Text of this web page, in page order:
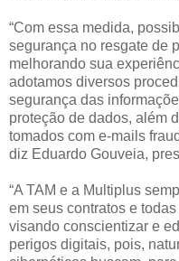
“Com essa medida,
segurança no resgate de
melhorando sua
adotamos diversos
segurança das
proteção de dados, além
tomados com e-mails
diz Eduardo Gouveia,
“A TAM e a Multiplus
em seus contratos e
visando conscientizar e
perigos digitais, pois,